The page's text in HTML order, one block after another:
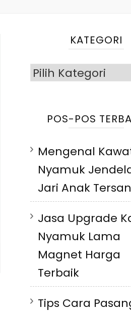
KATEGORI
Kategori
POS-POS
Mengenal
Nyamuk
Jari Anak
Jasa Upgrade
Nyamuk Lama
Magnet Harga
Terbaik
Tips Cara